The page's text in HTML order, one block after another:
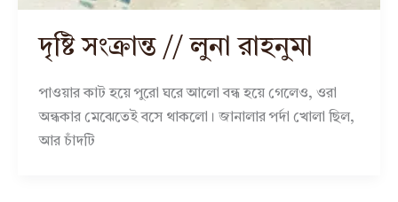
দৃষ্টি সংক্রান্ত // লুনা রাহনুমা
পাওয়ার কাট হয়ে পুরো ঘরে আলো বন্ধ হয়ে গেলেও, ওরা
অন্ধকার মেঝেতেই বসে থাকলো। জানালার পর্দা খোলা ছিল,
আর চাঁদটি